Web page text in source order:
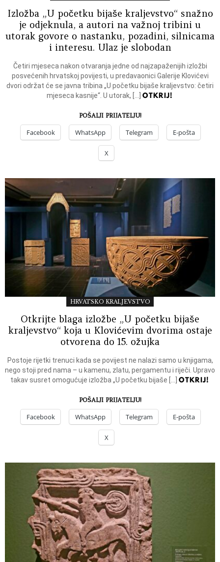
Izložba „U početku bijaše kraljevstvo“ snažno
je odjeknula, a autori na važnoj tribini u
utorak govore o nastanku, pozadini, silnicama
i interesu. Ulaz je slobodan
Četiri mjeseca nakon otvaranja jedne od najzapaženijih izložbi
posvećenih hrvatskoj povijesti, u predavaonici Galerije Klovićevi
dvori održat će se javna tribina „U početku bijaše kraljevstvo: četiri
mjeseca kasnije“. U utorak, […]OTKRIJ!
POŠALJI PRIJATELJU!
Facebook WhatsApp Telegram E-pošta
X
HRVATSKO KRALJEVSTVO
Otkrijte blaga izložbe „U početku bijaše
kraljevstvo“ koja u Klovićevim dvorima ostaje
otvorena do 15. ožujka
Postoje rijetki trenuci kada se povijest ne nalazi samo u knjigama,
nego stoji pred nama – u kamenu, zlatu, pergamentu i riječi. Upravo
takav susret omogućuje izložba „U početku bijaše […]OTKRIJ!
POŠALJI PRIJATELJU!
Facebook WhatsApp Telegram E-pošta
X